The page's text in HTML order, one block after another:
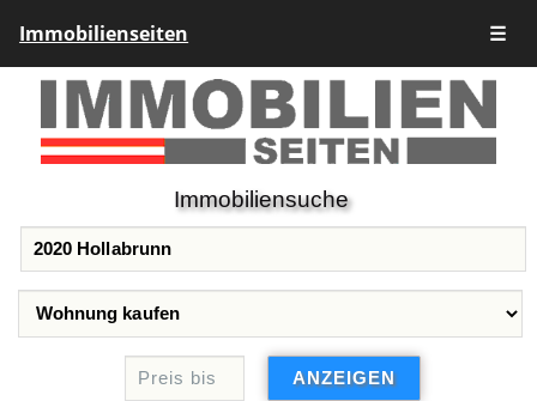
Immobilienseiten ☰
Immobiliensuche